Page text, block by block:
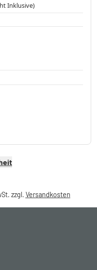
Inklusive)
zzgl. Versandkosten